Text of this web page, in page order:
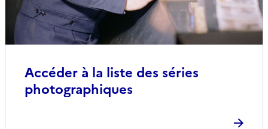
Accéder à la liste des séries
photographiques